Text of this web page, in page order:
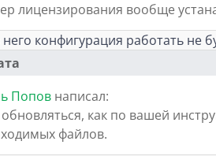
лицензирования вообще
конфигурация работать не
Попов написал:
как по вашей
файлов.